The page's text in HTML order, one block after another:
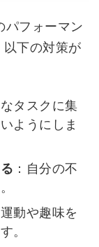
パフォーマン
下の対策が
なタスクに集
ようにしま
：自分の不
運動や趣味を
。